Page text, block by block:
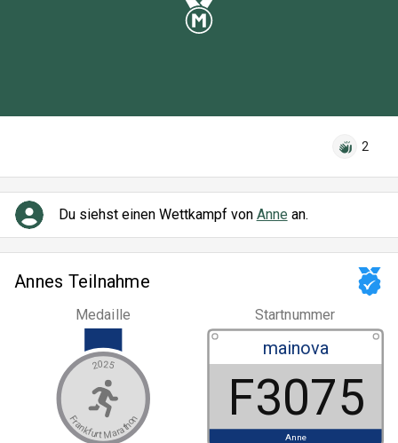
2
Du siehst einen Wettkampf von Anne an.
Annes Teilnahme
Medaille
Frankfurt Marathon
2025
Startnummer
mainova
Anne
F3075